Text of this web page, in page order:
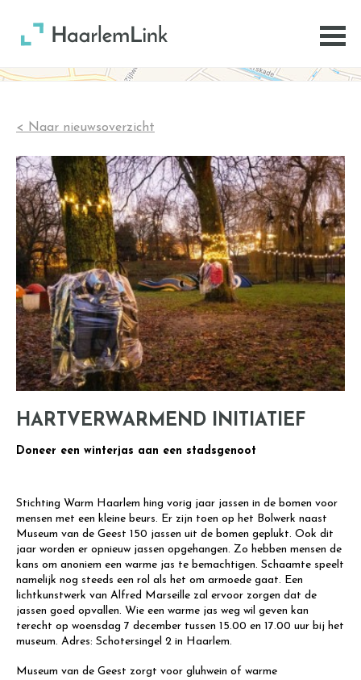
< Naar nieuwsoverzicht
HARTVERWARMEND INITIATIEF
Doneer een winterjas aan een stadsgenoot
Stichting Warm Haarlem hing vorig jaar jassen in de bomen voor
mensen met een kleine beurs. Er zijn toen op het Bolwerk naast
Museum van de Geest 150 jassen uit de bomen geplukt. Ook dit
jaar worden er opnieuw jassen opgehangen. Zo hebben mensen de
kans om anoniem een warme jas te bemachtigen. Schaamte speelt
namelijk nog steeds een rol als het om armoede gaat. Een
lichtkunstwerk van Alfred Marseille zal ervoor zorgen dat de
jassen goed opvallen. Wie een warme jas weg wil geven kan
terecht op woensdag 7 december tussen 15.00 en 17.00 uur bij het
museum. Adres: Schotersingel 2 in Haarlem.
Museum van de Geest zorgt voor gluhwein of warme